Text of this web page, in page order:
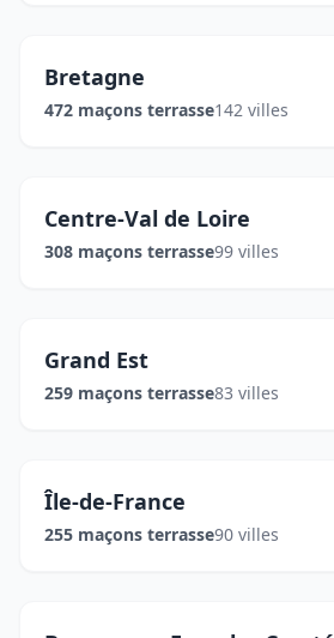
Bretagne
472 maçons terrasse142 villes
Centre-Val de Loire
308 maçons terrasse99 villes
Grand Est
259 maçons terrasse83 villes
Île-de-France
255 maçons terrasse90 villes